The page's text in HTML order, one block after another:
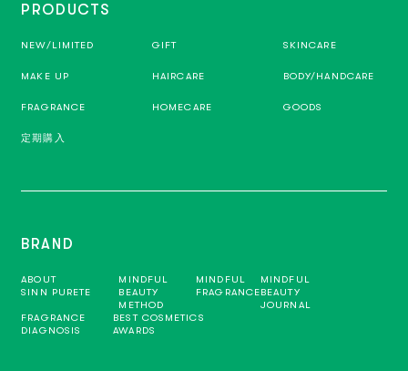
PRODUCTS
NEW/LIMITED GIFT SKINCARE
MAKE UP HAIRCARE BODY/HANDCARE
FRAGRANCE HOMECARE GOODS
定期購入
BRAND
ABOUT
SINN PURETE
MINDFUL
BEAUTY
METHOD
MINDFUL
FRAGRANCE
MINDFUL
BEAUTY
JOURNAL
FRAGRANCE
DIAGNOSIS
BEST COSMETICS
AWARDS